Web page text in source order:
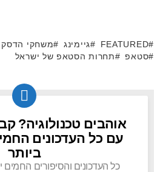
FEATURED גיימינג משחקי הדסק
סטאפ
תחרות הסטאפ של ישראל
NEWSLETTER
אוהבים טכנולוגיה?
עם כל העדכונים
ביותר
כל העדכונים והסיפורים החמים